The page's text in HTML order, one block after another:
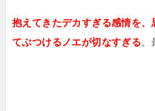
抱えてきたデカすぎる感情を、
てぶつけるノエが切なすぎる。